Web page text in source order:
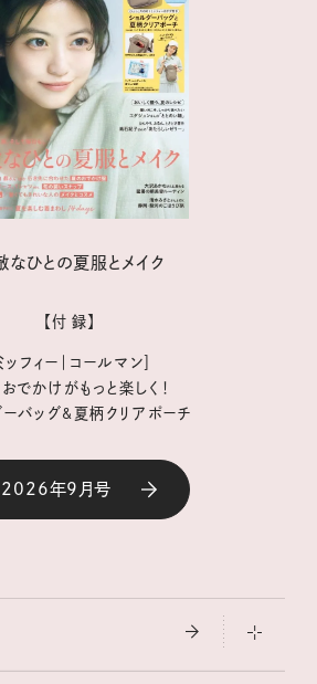
なひとの夏服とメイク
【付 録】
ミッフィー｜コールマン］
でかけがもっと楽しく！
ーバッグ&夏柄クリアポーチ
2026年9月号